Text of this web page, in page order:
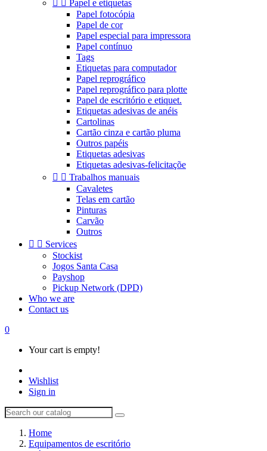
  Papel e etiquetas
Papel fotocópia
Papel de cor
Papel especial para impressora
Papel contínuo
Tags
Etiquetas para computador
Papel reprográfico
Papel reprográfico para plotte
Papel de escritório e etiquet.
Etiquetas adesivas de anéis
Cartolinas
Cartão cinza e cartão pluma
Outros papéis
Etiquetas adesivas
Etiquetas adesivas-felicitaçõe
  Trabalhos manuais
Cavaletes
Telas em cartão
Pinturas
Carvão
Outros
  Services
Stockist
Jogos Santa Casa
Payshop
Pickup Network (DPD)
Who we are
Contact us
0
Your cart is empty!
Wishlist
Sign in
Home
Equipamentos de escritório